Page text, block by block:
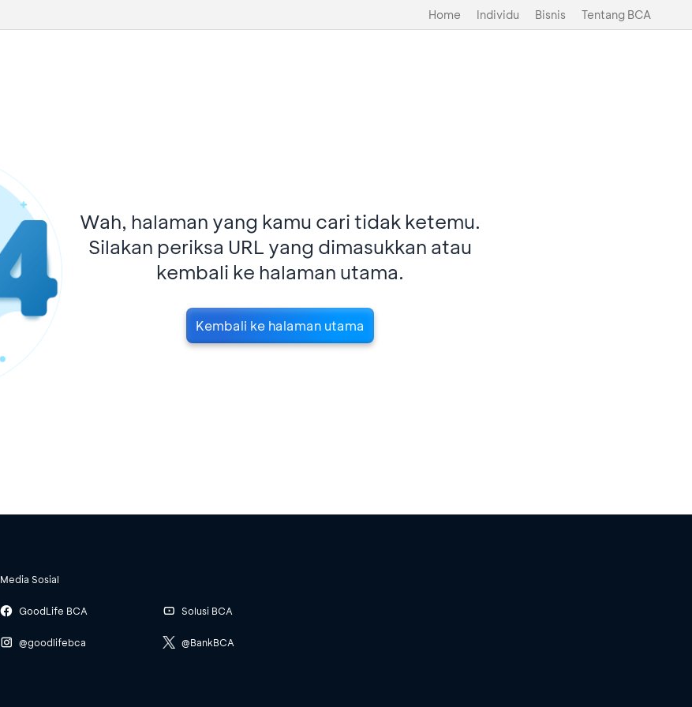
Home Individu Bisnis Tentang BCA
Wah, halaman yang kamu cari tidak ketemu.
Silakan periksa URL yang dimasukkan atau
kembali ke halaman utama.
Kembali ke halaman utama
Media Sosial
GoodLife BCA
@goodlifebca
Solusi BCA
@BankBCA